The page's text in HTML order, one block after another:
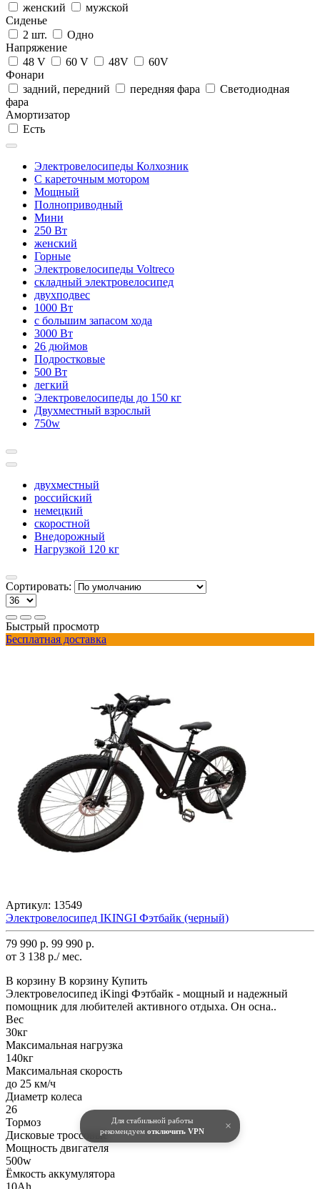
Для стабильной работы
рекомендуем отключить VPN ×
женский
мужской
Сиденье
2 шт.
Одно
Напряжение
48 V
60 V 48V
60V
Фонари
задний, передний
передняя фара
Светодиодная
фара
Амортизатор
Есть
Электровелосипеды Колхозник
С кареточным мотором
Мощный
Полноприводный
Мини
250 Вт
женский
Горные
Электровелосипеды Voltreco
складный электровелосипед
двухподвес
1000 Вт
с большим запасом хода
3000 Вт
26 дюймов
Подростковые
500 Вт
легкий
Электровелосипеды до 150 кг
Двухместный взрослый
750w
двухместный
российский
немецкий
скоростной
Внедорожный
Нагрузкой 120 кг
Сортировать:
Быстрый просмотр
Бесплатная доставка
Артикул: 13549
Электровелосипед IKINGI Фэтбайк (черный)
79 990 р. 99 990 р.
от 3 138 р./ мес.
В корзину В корзину Купить
Электровелосипед iKingi Фэтбайк - мощный и надежный
помощник для любителей активного отдыха. Он осна..
Вес
30кг
Максимальная нагрузка
140кг
Максимальная скорость
до 25 км/ч
Диаметр колеса
26
Тормоз
Дисковые троссовые
Мощность двигателя
500w
Ёмкость аккумулятора
10Ah